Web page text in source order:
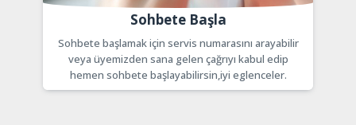
Sohbete Başla
Sohbete başlamak için servis numarasını arayabilir
veya üyemizden sana gelen çağrıyı kabul edip
hemen sohbete başlayabilirsin,iyi eglenceler.